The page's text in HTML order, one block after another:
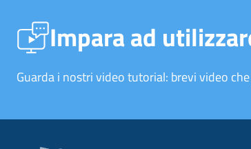
Impara ad
Guarda i nostri video tutorial: brevi video